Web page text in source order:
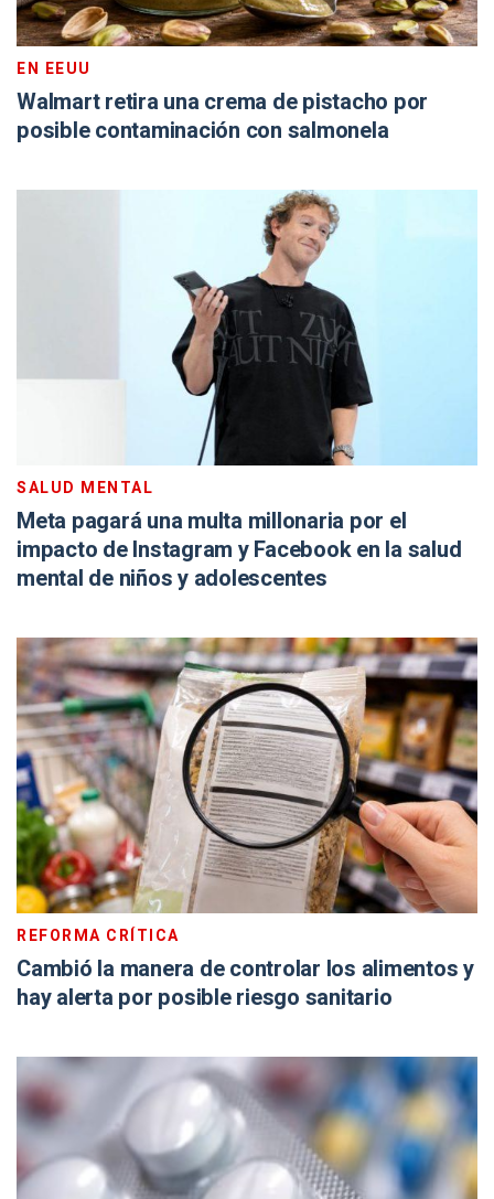
EN EEUU
Walmart retira una crema de pistacho por
posible contaminación con salmonela
SALUD MENTAL
Meta pagará una multa millonaria por el
impacto de Instagram y Facebook en la salud
mental de niños y adolescentes
REFORMA CRÍTICA
Cambió la manera de controlar los alimentos y
hay alerta por posible riesgo sanitario